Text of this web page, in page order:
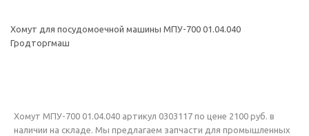
Хомут для посудомоечной машины МПУ-700 01.04.040
Гродторгмаш
Хомут МПУ-700 01.04.040 артикул 0303117 по цене 2100 руб. в
наличии на складе. Мы предлагаем запчасти для промышленных